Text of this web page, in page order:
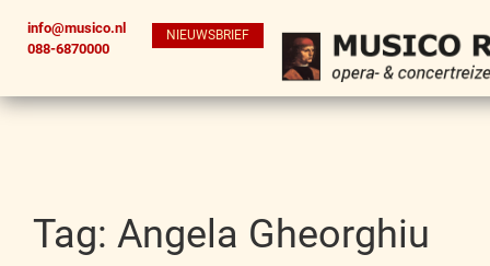
info@musico.nl
088-6870000
NIEUWSBRIEF
Tag: Angela Gheorghiu